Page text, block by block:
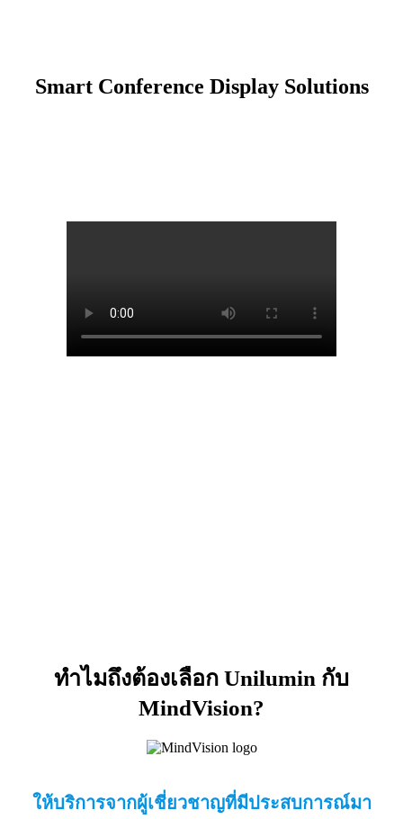
Smart Conference Display Solutions
ทำไมถึงต้องเลือก Unilumin กับ
MindVision?
ให้บริการจากผู้เชี่ยวชาญที่มีประสบการณ์มา